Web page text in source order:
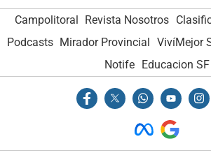
Campolitoral Revista Nosotros
Podcasts Mirador Provincial VivíMejor
Notife Educacion SF